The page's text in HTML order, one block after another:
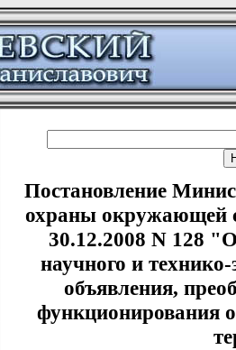
Постановление
охраны окружающей
30.12.2008 N 128
научного и
объявления,
функционирования